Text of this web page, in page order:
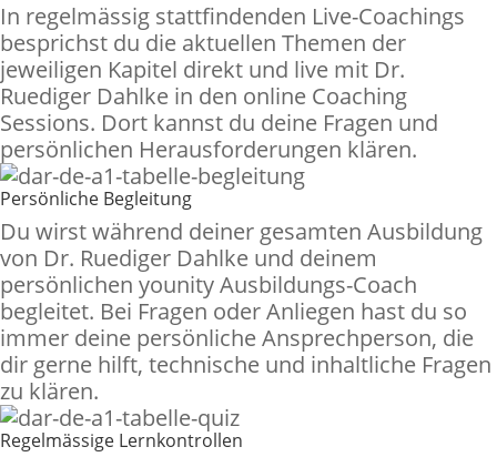
In regelmässig stattfindenden Live-Coachings
besprichst du die aktuellen Themen der
jeweiligen Kapitel direkt und live mit Dr.
Ruediger Dahlke in den online Coaching
Sessions. Dort kannst du deine Fragen und
persönlichen Herausforderungen klären.
Persönliche Begleitung
Du wirst während deiner gesamten Ausbildung
von Dr. Ruediger Dahlke und deinem
persönlichen younity Ausbildungs-Coach
begleitet. Bei Fragen oder Anliegen hast du so
immer deine persönliche Ansprechperson, die
dir gerne hilft, technische und inhaltliche Fragen
zu klären.
Regelmässige Lernkontrollen